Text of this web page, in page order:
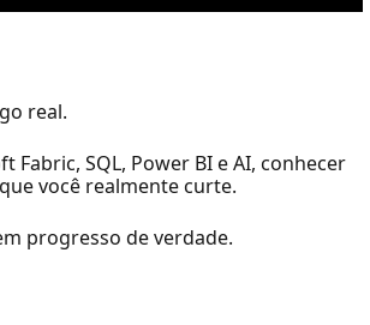
real.
SQL, Power BI e AI, conhecer
você realmente curte.
progresso de verdade.